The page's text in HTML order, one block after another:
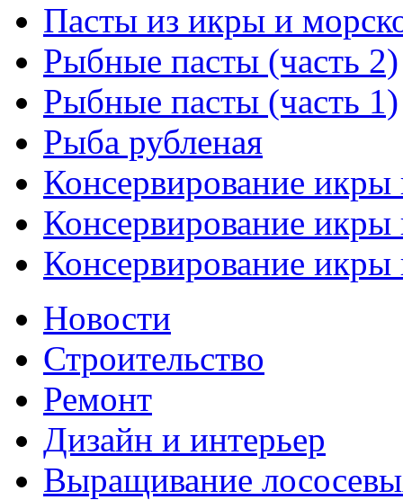
Пасты из икры и
Рыбные пасты (часть 2)
Рыбные пасты (часть 1)
Рыба рубленая
Консервирование
Консервирование
Консервирование
Новости
Строительство
Ремонт
Дизайн и интерьер
Выращивание